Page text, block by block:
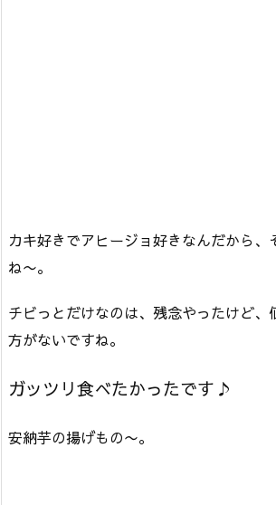
カキ好きでアヒージョ好きなんだから、
ね〜。
チビっとだけなのは、残念やったけど、
方がないですね。
ガッツリ食べたかったです♪
安納芋の揚げもの〜。